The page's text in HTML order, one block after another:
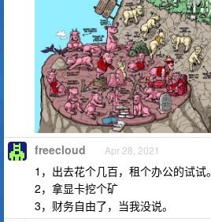
freecloud Apr 28, 2021
1，出去花个几百，租个办公的试试。
2，拿显卡挖个矿
3，财务自由了，当我没说。